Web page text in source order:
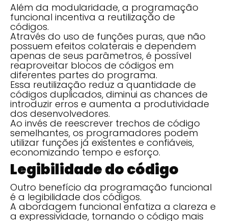
Além da modularidade, a programação
funcional incentiva a reutilização de
códigos.
Através do uso de funções puras, que não
possuem efeitos colaterais e dependem
apenas de seus parâmetros, é possível
reaproveitar blocos de códigos em
diferentes partes do programa.
Essa reutilização reduz a quantidade de
códigos duplicados, diminui as chances de
introduzir erros e aumenta a produtividade
dos desenvolvedores.
Ao invés de reescrever trechos de código
semelhantes, os programadores podem
utilizar funções já existentes e confiáveis,
economizando tempo e esforço.
Legibilidade do código
Outro benefício da programação funcional
é a legibilidade dos códigos.
A abordagem funcional enfatiza a clareza e
a expressividade, tornando o código mais